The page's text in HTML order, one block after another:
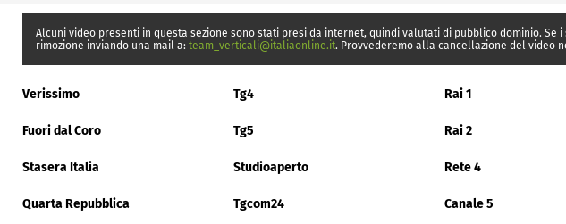
Alcuni video presenti in questa sezione sono stati presi da internet, quindi valutati di pubblico dominio.
rimozione inviando una mail a: team_verticali@italiaonline.it. Provvederemo alla cancellazione del video
Verissimo Tg4 Rai 1
Fuori dal Coro Tg5 Rai 2
Stasera Italia Studioaperto Rete 4
Quarta Repubblica Tgcom24 Canale 5